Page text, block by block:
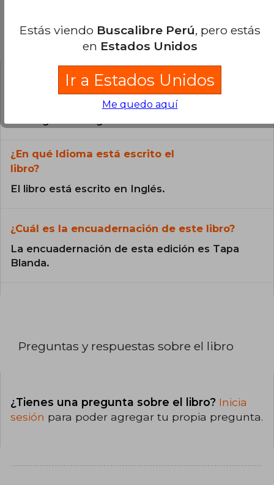
Preguntas frecuentes sobre el libro
¿El libro es original?
Todos los libros de nuestro
¿En qué Idioma está escrito el
libro?
El libro está escrito en Inglés.
¿Cuál es la encuadernación de este libro?
La encuadernación de esta edición es Tapa
Blanda.
Preguntas y respuestas sobre el libro
¿Tienes una pregunta sobre el libro? Inicia
sesión para poder agregar tu propia pregunta.
Estás viendo Buscalibre Perú, pero estás
en Estados Unidos
Ir a Estados Unidos
Me quedo aquí